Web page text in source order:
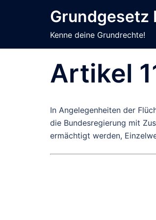
Grundgesetz
Kenne deine Grundrechte!
Artikel
In Angelegenheiten der
die Bundesregierung mit
ermächtigt werden,